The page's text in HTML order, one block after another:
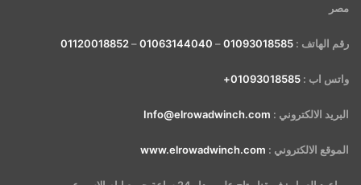
مصر
رقم الهاتف : 01093018585
–
01063144040
–
01120018852
واتس اب : 01093018585+
البريد الالكتروني : Info@elrowadwinch.com
الموقع الالكتروني : www.elrowadwinch.com